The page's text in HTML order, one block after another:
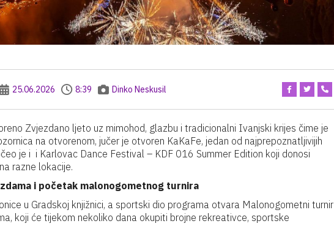
25.06.2026 8:39 Dinko Neskusil
Zvjezdano ljeto uz mimohod, glazbu i tradicionalni Ivanjski krijes čime je
na otvorenom, jučer je otvoren KaKaFe, jedan od najprepoznatljivijih
je i i Karlovac Dance Festival – KDF 016 Summer Edition koji donosi
razne lokacije.
i početak malonogometnog turnira
u Gradskoj knjižnici, a sportski dio programa otvara Malonogometni turnir
koji će tijekom nekoliko dana okupiti brojne rekreativce, sportske